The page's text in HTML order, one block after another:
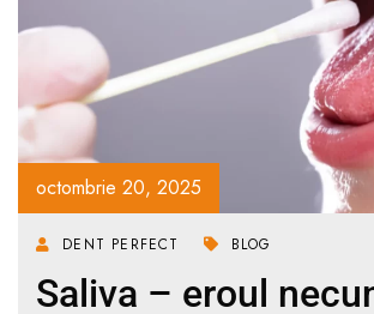
octombrie 20, 2025
DENT PERFECT BLOG
Saliva – eroul